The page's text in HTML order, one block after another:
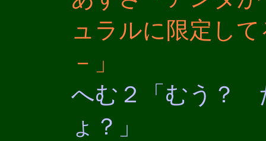
ュラルに限定し
－」
へむ２「むう？
ょ？」